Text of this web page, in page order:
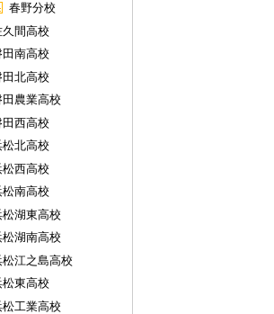
春野分校
久間高校
田南高校
田北高校
田農業高校
田西高校
松北高校
松西高校
松南高校
松湖東高校
松湖南高校
松江之島高校
松東高校
松工業高校